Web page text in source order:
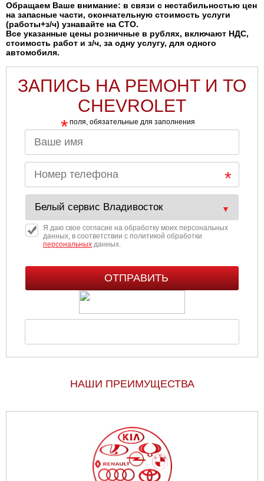
Обращаем Ваше внимание: в связи с нестабильностью цен
на запасные части, окончательную стоимость услуги
(работы+з/ч) узнавайте на СТО.
Все указанные цены розничные в рублях, включают НДС,
стоимость работ и з/ч, за одну услугу, для одного
автомобиля.
ЗАПИСЬ НА РЕМОНТ И ТО
CHEVROLET
* поля, обязательные для заполнения
Я даю свое согласие на обработку моих персональных
данных, в соответствии с политикой обработки
персональныхданных.
НАШИ ПРЕИМУЩЕСТВА